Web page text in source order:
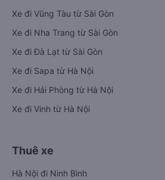
Xe đi Vũng Tàu từ Sài Gòn
Xe đi Nha Trang từ Sài Gòn
Xe đi Đà Lạt từ Sài Gòn
Xe đi Sapa từ Hà Nội
Xe đi Hải Phòng từ Hà Nội
Xe đi Vinh từ Hà Nội
Thuê xe
Hà Nội đi Ninh Bình